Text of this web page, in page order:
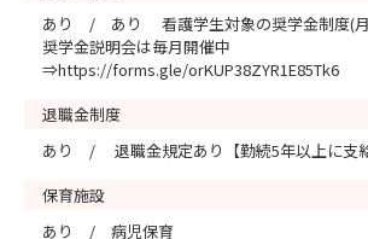
あり / あり 看護学生対象の奨学金制度(月
奨学金説明会は毎月開催中
⇒https://forms.gle/orKUP38ZYR1E85Tk6
退職金制度
あり / 退職金規定あり【勤続5年以上に支給
保育施設
あり / 病児保育